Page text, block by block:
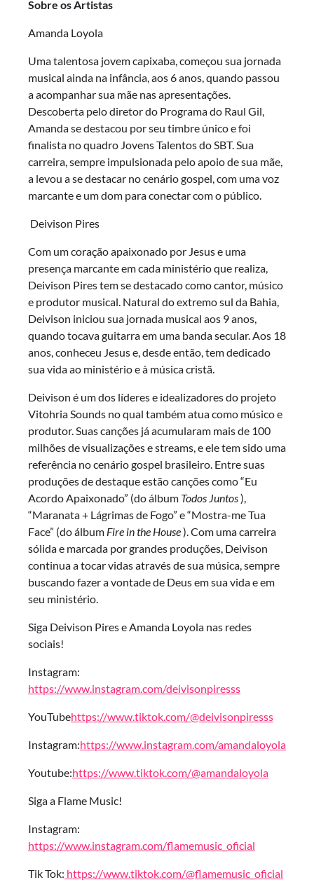
Sobre os Artistas
Amanda Loyola
Uma talentosa jovem capixaba, começou sua jornada
musical ainda na infância, aos 6 anos, quando passou
a acompanhar sua mãe nas apresentações.
Descoberta pelo diretor do Programa do Raul Gil,
Amanda se destacou por seu timbre único e foi
finalista no quadro Jovens Talentos do SBT. Sua
carreira, sempre impulsionada pelo apoio de sua mãe,
a levou a se destacar no cenário gospel, com uma voz
marcante e um dom para conectar com o público.
Deivison Pires
Com um coração apaixonado por Jesus e uma
presença marcante em cada ministério que realiza,
Deivison Pires tem se destacado como cantor, músico
e produtor musical. Natural do extremo sul da Bahia,
Deivison iniciou sua jornada musical aos 9 anos,
quando tocava guitarra em uma banda secular. Aos 18
anos, conheceu Jesus e, desde então, tem dedicado
sua vida ao ministério e à música cristã.
Deivison é um dos líderes e idealizadores do projeto
Vitohria Sounds no qual também atua como músico e
produtor. Suas canções já acumularam mais de 100
milhões de visualizações e streams, e ele tem sido uma
referência no cenário gospel brasileiro. Entre suas
produções de destaque estão canções como “Eu
Acordo Apaixonado” (do álbum Todos Juntos),
“Maranata + Lágrimas de Fogo” e “Mostra-me Tua
Face” (do álbum Fire in the House). Com uma carreira
sólida e marcada por grandes produções, Deivison
continua a tocar vidas através de sua música, sempre
buscando fazer a vontade de Deus em sua vida e em
seu ministério.
Siga Deivison Pires e Amanda Loyola nas redes
sociais!
Instagram:
https://www.instagram.com/deivisonpiresss
YouTubehttps://www.tiktok.com/@deivisonpiresss
Instagram:https://www.instagram.com/amandaloyola
Youtube:https://www.tiktok.com/@amandaloyola
Siga a Flame Music!
Instagram:
https://www.instagram.com/flamemusic_oficial
Tik Tok: https://www.tiktok.com/@flamemusic_oficial